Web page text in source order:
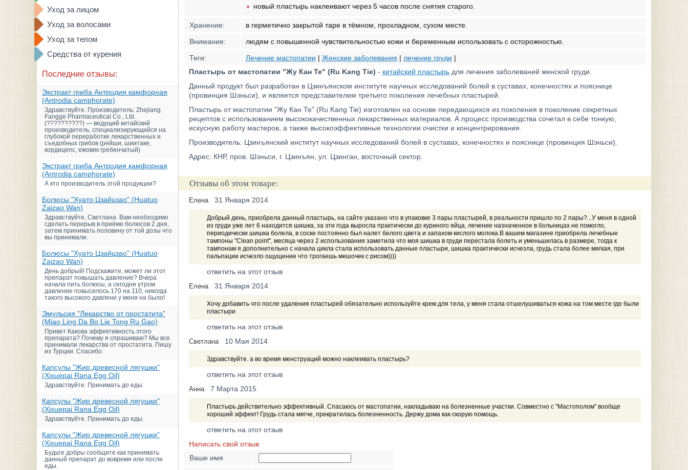
Уход за лицом
Уход за волосами
Уход за телом
Средства от курения
Последние отзывы:
Экстракт гриба Антродия камфорная
(Antrodia camphorate)
Здравствуйте. Производитель: Zhejiang
Fangge Pharmaceutical Co., Ltd.
(??????????) — ведущий китайский
производитель, специализирующийся на
глубокой переработке лекарственных и
съедобных грибов (рейши, шиитаке,
кордицепс, ежовик гребенчатый)
Экстракт гриба Антродия камфорная
(Antrodia camphorate)
А кто производитель этой продукции?
Болюсы "Хуато Цзайцзао" (Huatuo
Zaizao Wan)
Здравствуйте, Светлана. Вам необходимо
сделать перерыв в приёме болюсов 2 дня,
затем принимать половину от той дозы что
вы принимали.
Болюсы "Хуато Цзайцзао" (Huatuo
Zaizao Wan)
День добрый! Подскажите, может ли этот
препарат повышать давление? Вчера
начала пить болюсы, а сегодня утром
давление повысилось 170 на 110, никогда
такого высокого давлени у меня на было!
Эмульсия "Лекарство от простатита"
(Miao Ling Da Bo Lie Tong Ru Gao)
Привет Какова эффективность этого
препарата? Почему я спрашиваю? Мы все
принимали лекарства от простатита. Пишу
из Турции. Спасибо.
Капсулы "Жир древесной лягушки"
(Xixuepai Rana Egg Oil)
Здравствуйте. Принимать до еды.
Капсулы "Жир древесной лягушки"
(Xixuepai Rana Egg Oil)
Здравствуйте. Принимать до еды.
Капсулы "Жир древесной лягушки"
(Xixuepai Rana Egg Oil)
Будьте добры сообщите как принимать
данный препарат до вовремя или после
еды.
новый пластырь наклеивают через 5 часов после снятия старого.
Хранение:
в герметично закрытой таре в тёмном, прохладном, сухом месте.
Внимание:
людям с повышенной чувствительностью кожи и беременным использовать с осторожностью.
Теги:
Лечение мастопатии | Женские заболевания | лечение груди |
Пластырь от мастопатии "Жу Кан Те" (Ru Kang Tie) - китайский пластырь для лечения заболеваний женской груди.
Данный продукт был разработан в Цзинъянском институте научных исследований болей в суставах, конечностях и пояснице
(провинция Шэньси), и является представителем третьего поколения лечебных пластырей.
Пластырь от мастопатии "Жу Кан Те" (Ru Kang Tie) изготовлен на основе передающихся из поколения в поколение секретных
рецептов с использованием высококачественных лекарственных материалов. А процесс производства сочетал в себе тонкую,
искусную работу мастеров, а также высокоэффективные технологии очистки и концентрирования.
Производитель: Цзинъянский институт научных исследований болей в суставах, конечностях и пояснице (провинция Шэньси).
Адрес: КНР, пров. Шэньси, г. Цзинъян, ул. Цзинган, восточный сектор.
Отзывы об этом товаре:
Елена 31 Января 2014
Добрый день, приобрела данный пластырь, на сайте указано что в упаковке 3 пары пластырей, в реальности пришло по 2 пары?...У меня в одной
из груди уже лет 6 находится шишка, за эти года выросла практически до куриного яйца, лечение назначенное в больницах не помогло,
периодически шишка болела, в соске постоянно был налет белого цвета и запахом кислого молока.В вашем магазине приобрела лечебные
тампоны "Clean point", месяца через 2 использования заметила что моя шишка в груди перестала болеть и уменьшилась в размере, тогда к
тампонам я дополнительно с начала цикла стала использовать данные пластыри, шишка практически исчезла, грудь стала более мягкая, при
пальпации исчезло ощущение что трогаешь мешочек с рисом))))
ответить на этот отзыв
Елена 31 Января 2014
Хочу добавить что после удаления пластырей обязательно используйте крем для тела, у меня стала отшелушиваться кожа на том месте где были
пластыри
ответить на этот отзыв
Светлана 10 Мая 2014
Здравствуйте. а во время менструаций можно наклеивать пластырь?
ответить на этот отзыв
Анна 7 Марта 2015
Пластырь действительно эффективный. Спасаюсь от мастопатии, накладываю на болезненные участки. Совместно с "Мастополом" вообще
хороший эффект! Грудь стала мягче, прекратилась болезненность. Держу дома как скорую помощь.
ответить на этот отзыв
Написать свой отзыв
Ваше имя